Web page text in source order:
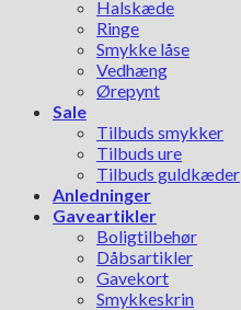
Halskæde
Ringe
Smykke låse
Vedhæng
Ørepynt
Sale
Tilbuds smykker
Tilbuds ure
Tilbuds guldkæder
Anledninger
Gaveartikler
Boligtilbehør
Dåbsartikler
Gavekort
Smykkeskrin